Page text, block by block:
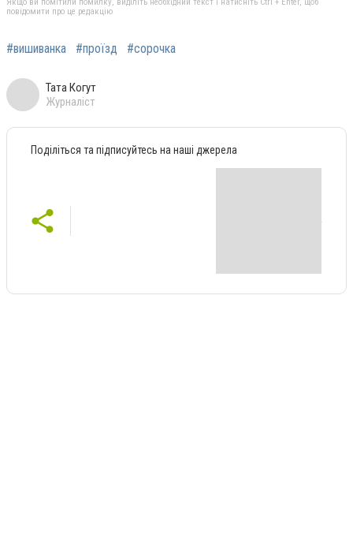
повідомити про це редакцію
#вишиванка #проїзд #сорочка
Тата Когут
Журналіст
Поділіться та підписуйтесь на наші джерела